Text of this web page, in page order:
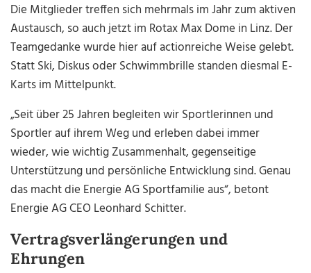
Die Mitglieder treffen sich mehrmals im Jahr zum aktiven
Austausch, so auch jetzt im Rotax Max Dome in Linz. Der
Teamgedanke wurde hier auf actionreiche Weise gelebt.
Statt Ski, Diskus oder Schwimmbrille standen diesmal E-
Karts im Mittelpunkt.
„Seit über 25 Jahren begleiten wir Sportlerinnen und
Sportler auf ihrem Weg und erleben dabei immer
wieder, wie wichtig Zusammenhalt, gegenseitige
Unterstützung und persönliche Entwicklung sind. Genau
das macht die Energie AG Sportfamilie aus“, betont
Energie AG CEO Leonhard Schitter.
Vertragsverlängerungen und
Ehrungen